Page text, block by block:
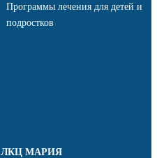
Программы лечения для детей и
подростков
ЛКЦ МАРИЯ